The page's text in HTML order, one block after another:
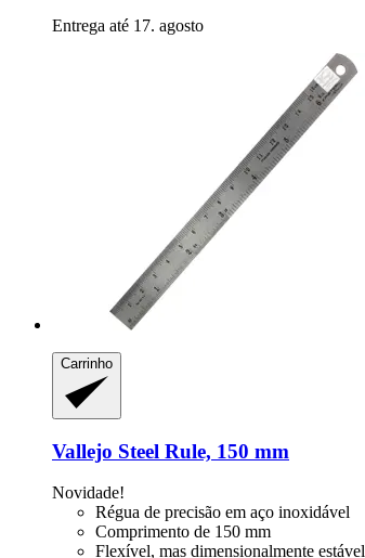
Entrega até 17. agosto
Carrinho
Vallejo Steel Rule, 150 mm
Novidade!
Régua de precisão em aço inoxidável
Comprimento de 150 mm
Flexível, mas dimensionalmente estável